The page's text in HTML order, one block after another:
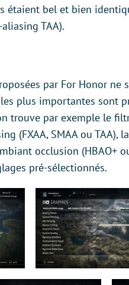
étaient bel et bien
TAA).
par For Honor ne
plus importantes sont
trouve par exemple le
(FXAA, SMAA ou
occlusion (HBAO+
pré-sélectionnés.